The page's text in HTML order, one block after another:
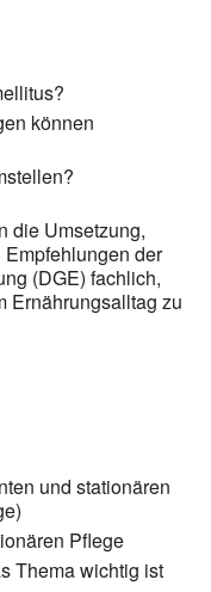
können
die Umsetzung,
der
(DGE) fachlich,
Ernährungsalltag zu
und stationären
Pflege
Thema wichtig ist